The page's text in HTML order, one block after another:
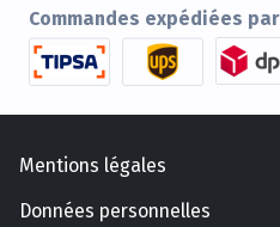
Commandes expédiées par
Mentions légales
Données personnelles